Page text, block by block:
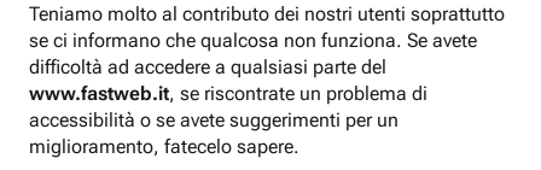
Teniamo molto al contributo dei nostri utenti soprattutto
se ci informano che qualcosa non funziona. Se avete
difficoltà ad accedere a qualsiasi parte del
www.fastweb.it, se riscontrate un problema di
accessibilità o se avete suggerimenti per un
miglioramento, fatecelo sapere.